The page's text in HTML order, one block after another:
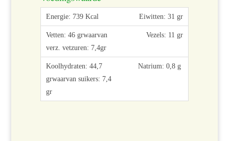
Eiwitten: 31 gr
Vezels: 11 gr
Natrium: 0,8 g